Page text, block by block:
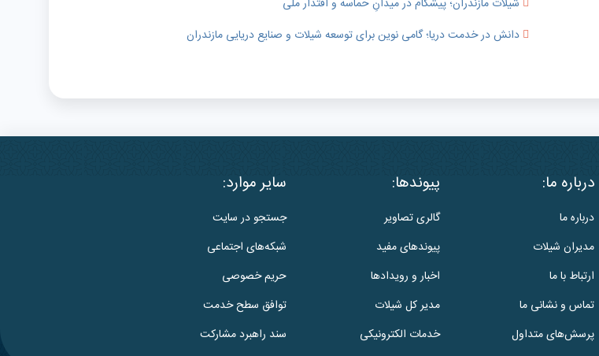
شیلات مازندران؛ پیشگام در میدانِ حماسه و اقتدار ملی
دانش در خدمت دریا؛ گامی نوین برای توسعه شیلات و صنایع دریایی مازندران
درباره ما:
درباره ما
مدیران شیلات
ارتباط با ما
تماس و نشانی ما
پرسش‌های متداول
پیوندها:
گالری تصاویر
پیوندهای مفید
اخبار و رویدادها
مدیر کل شیلات
خدمات الکترونیکی
سایر موارد:
جستجو در سایت
شبکه‌های اجتماعی
حریم خصوصی
توافق سطح خدمت
سند راهبرد مشارکت